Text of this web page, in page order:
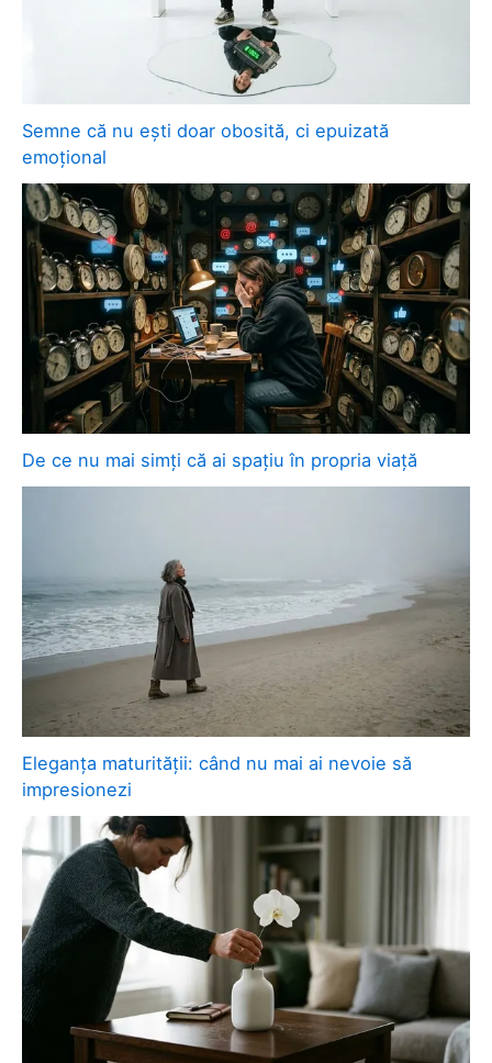
Semne că nu ești doar obosită, ci epuizată
emoțional
De ce nu mai simți că ai spațiu în propria viață
Eleganța maturității: când nu mai ai nevoie să
impresionezi